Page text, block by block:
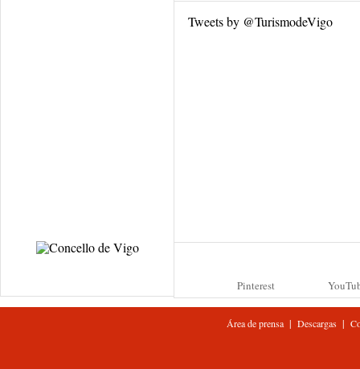
Tweets by @TurismodeVigo
Pinterest
Área de prensa| Descargas|